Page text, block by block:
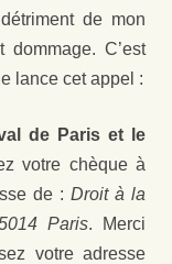
de mon
C’est
lance cet appel :
de Paris et le
votre chèque à
de : Droit à la
Paris. Merci
votre adresse